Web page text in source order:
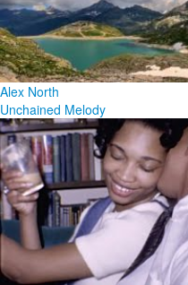
Alex North
Unchained Melody